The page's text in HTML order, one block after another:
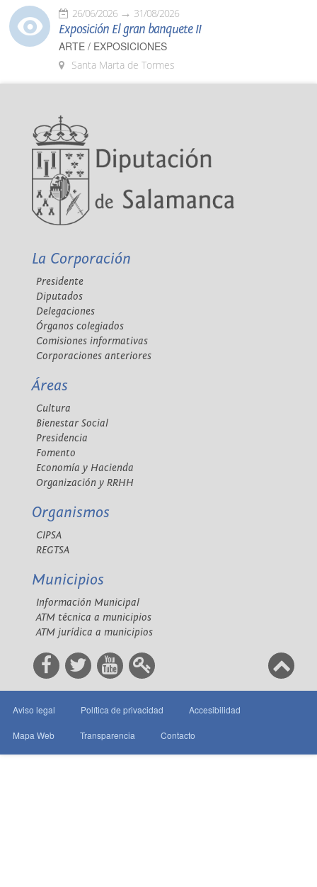
26/06/2026 31/08/2026
Exposición El gran banquete II
ARTE / EXPOSICIONES
Santa Marta de Tormes
La Corporación
Presidente
Diputados
Delegaciones
Órganos colegiados
Comisiones informativas
Corporaciones anteriores
Áreas
Cultura
Bienestar Social
Presidencia
Fomento
Economía y Hacienda
Organización y RRHH
Organismos
CIPSA
REGTSA
Municipios
Información Municipal
ATM técnica a municipios
ATM jurídica a municipios
Aviso legal Política de privacidad Accesibilidad
Mapa Web Transparencia Contacto